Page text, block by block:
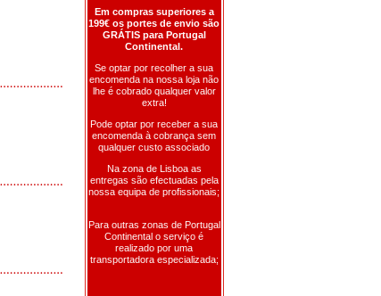
Em compras superiores a
199€ os portes de envio são
GRÁTIS para Portugal
Continental.
Se optar por recolher a sua
encomenda na nossa loja não
lhe é cobrado qualquer valor
extra!
Pode optar por receber a sua
encomenda à cobrança sem
qualquer custo associado
Na zona de Lisboa as
entregas são efectuadas pela
nossa equipa de profissionais;
Para outras zonas de Portugal
Continental o serviço é
realizado por uma
transportadora especializada;